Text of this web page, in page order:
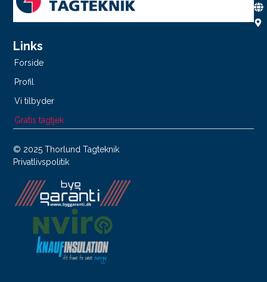
Links
Forside
Profil
Vi tilbyder
Gratis tagtjek
© 2025 Thorlund Tagteknik
Privatlivspolitik